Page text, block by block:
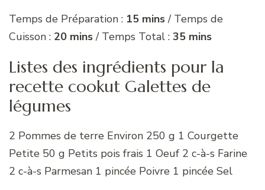
Temps de Préparation : 15 mins/ Temps de
Cuisson : 20 mins/ Temps Total : 35 mins
Listes des ingrédients pour la
recette cookut Galettes de
légumes
2 Pommes de terre Environ 250 g 1 Courgette
Petite 50 g Petits pois frais 1 Oeuf 2 c-à-s Farine
2 c-à-s Parmesan 1 pincée Poivre 1 pincée Sel